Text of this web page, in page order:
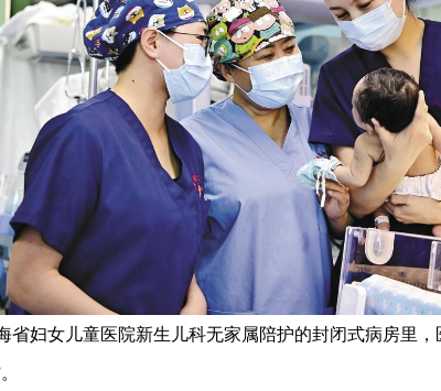
妇女儿童医院新生儿科无家属陪护的封闭式病房里，